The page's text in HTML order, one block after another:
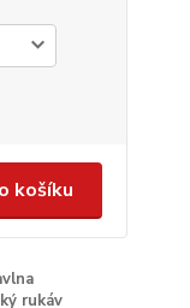
košíku
rukáv